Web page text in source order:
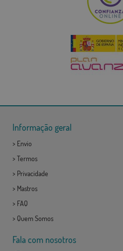
Informação geral
> Envio
> Termos
> Privacidade
> Mastros
> FAQ
> Quem Somos
Fala com nosotros